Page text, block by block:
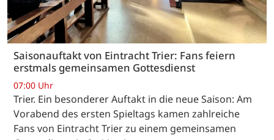
Saisonauftakt von Eintracht Trier: Fans feiern
erstmals gemeinsamen Gottesdienst
07:00 Uhr
Trier. Ein besonderer Auftakt in die neue Saison: Am
Vorabend des ersten Spieltags kamen zahlreiche
Fans von Eintracht Trier zu einem gemeinsamen